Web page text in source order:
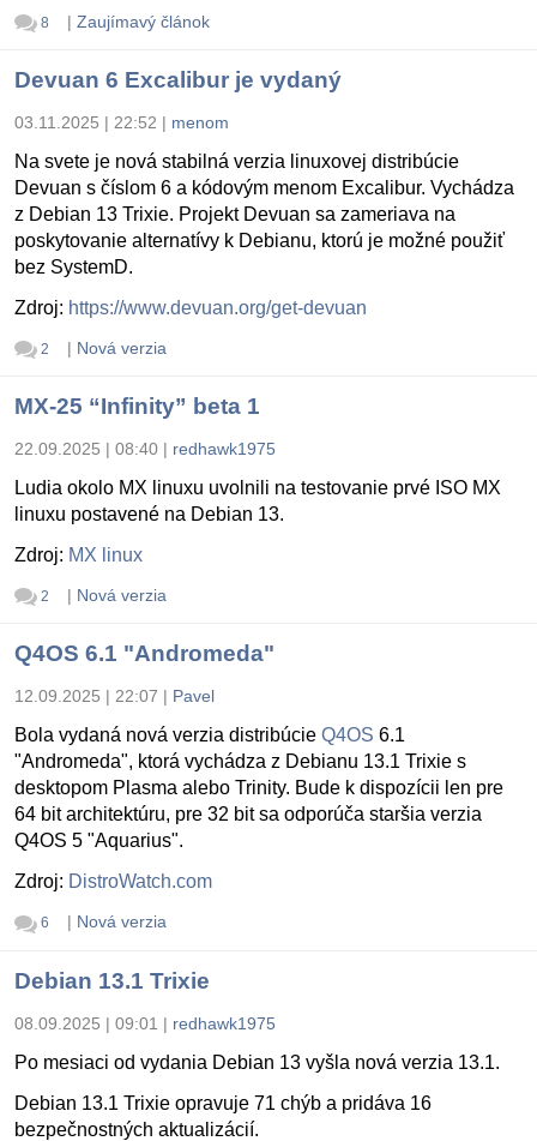
8 | Zaujímavý článok
Devuan 6 Excalibur je vydaný
03.11.2025 | 22:52 | menom
Na svete je nová stabilná verzia linuxovej distribúcie
Devuan s číslom 6 a kódovým menom Excalibur. Vychádza
z Debian 13 Trixie. Projekt Devuan sa zameriava na
poskytovanie alternatívy k Debianu, ktorú je možné použiť
bez SystemD.
Zdroj: https://www.devuan.org/get-devuan
2 | Nová verzia
MX-25 “Infinity” beta 1
22.09.2025 | 08:40 | redhawk1975
Ludia okolo MX linuxu uvolnili na testovanie prvé ISO MX
linuxu postavené na Debian 13.
Zdroj: MX linux
2 | Nová verzia
Q4OS 6.1 "Andromeda"
12.09.2025 | 22:07 | Pavel
Bola vydaná nová verzia distribúcie Q4OS 6.1
"Andromeda", ktorá vychádza z Debianu 13.1 Trixie s
desktopom Plasma alebo Trinity. Bude k dispozícii len pre
64 bit architektúru, pre 32 bit sa odporúča staršia verzia
Q4OS 5 "Aquarius".
Zdroj: DistroWatch.com
6 | Nová verzia
Debian 13.1 Trixie
08.09.2025 | 09:01 | redhawk1975
Po mesiaci od vydania Debian 13 vyšla nová verzia 13.1.
Debian 13.1 Trixie opravuje 71 chýb a pridáva 16
bezpečnostných aktualizácií.